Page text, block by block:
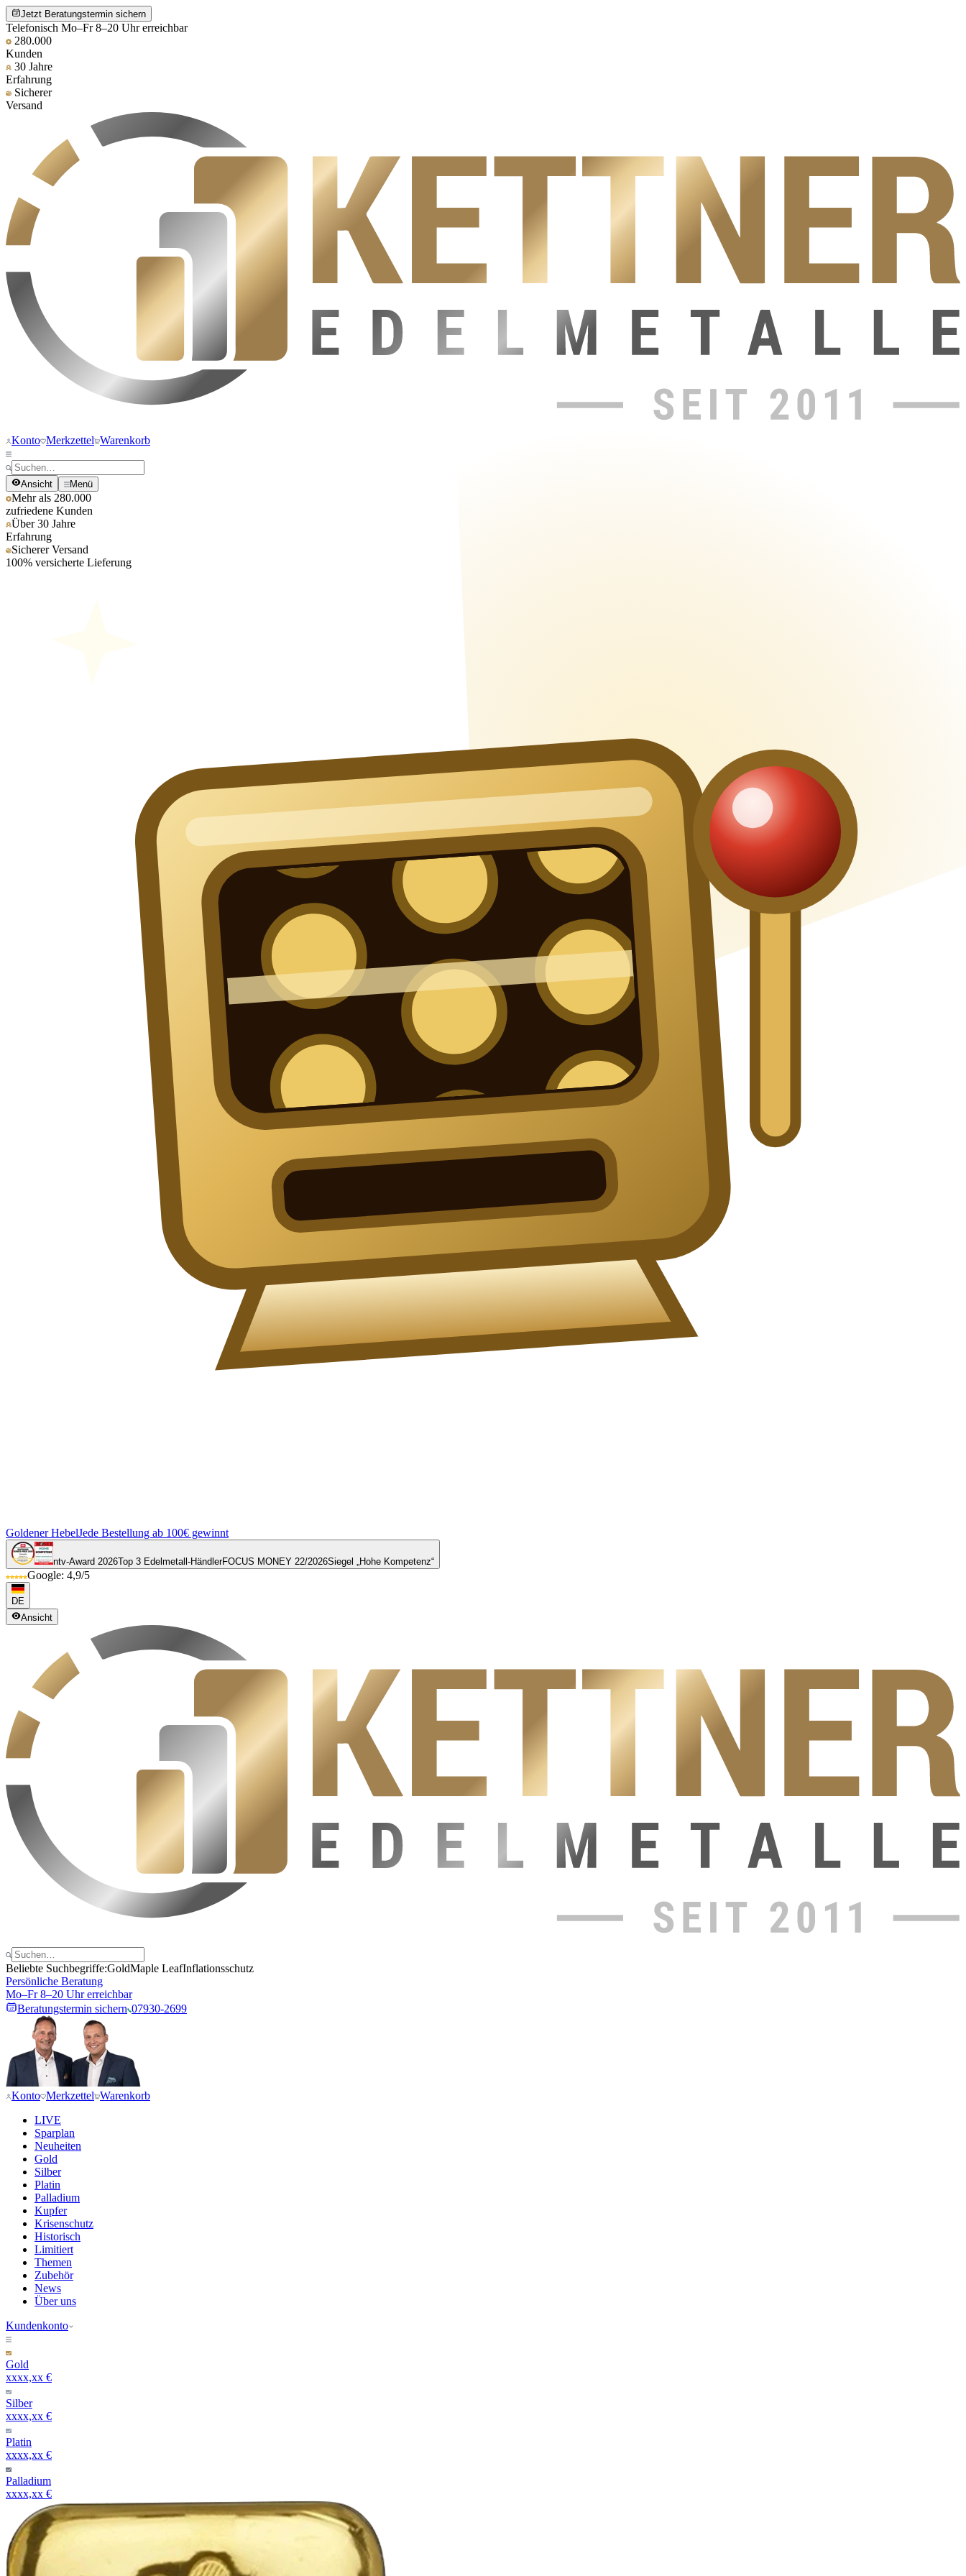
Jetzt Beratungstermin sichern
Telefonisch Mo–Fr 8–20 Uhr erreichbar
280.000
Kunden
30 Jahre
Erfahrung
Sicherer
Versand
Konto Merkzettel Warenkorb
Ansicht Menü
Mehr als 280.000
zufriedene Kunden
Über 30 Jahre
Erfahrung
Sicherer Versand
100% versicherte Lieferung
Goldener HebelJede Bestellung ab 100€ gewinnt
ntv-Award 2026Top 3 Edelmetall-HändlerFOCUS MONEY 22/2026Siegel „Hohe Kompetenz“
Google: 4,9/5
DE
Ansicht
Beliebte Suchbegriffe:GoldMaple LeafInflationsschutz
Persönliche Beratung
Mo–Fr 8–20 Uhr erreichbar
Beratungstermin sichern 07930-2699
Konto Merkzettel Warenkorb
LIVE
Sparplan
Neuheiten
Gold
Silber
Platin
Palladium
Kupfer
Krisenschutz
Historisch
Limitiert
Themen
Zubehör
News
Über uns
Kundenkonto
Gold
xxxx,xx €
Silber
xxxx,xx €
Platin
xxxx,xx €
Palladium
xxxx,xx €